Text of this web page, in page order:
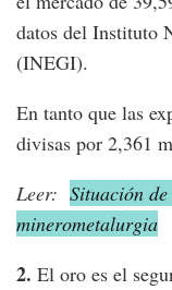
datos del Instituto
(INEGI).
En tanto que las
divisas por 2,361
Leer: Situación
minerometalurgia
2. El oro es el